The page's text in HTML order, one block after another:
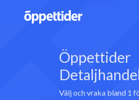
Öppettider
Välj och vraka bland 1